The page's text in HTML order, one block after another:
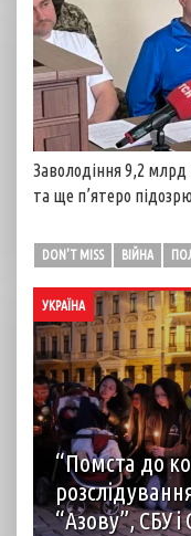
Заволодіння 9,2
та ще п’ятеро
DON'T MISS ВІЙНА
УКРАЇНА
“Помста до
“Азову”, СБУ